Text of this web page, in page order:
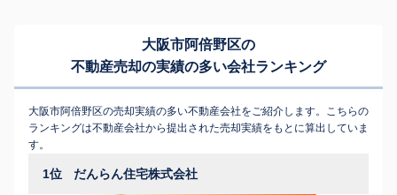
大阪市阿倍野区の
不動産売却の実績の多い会社ランキング
大阪市阿倍野区の売却実績の多い不動産会社をご紹介します。こちらの
ランキングは不動産会社から提出された売却実績をもとに算出していま
す。
1位 だんらん住宅株式会社